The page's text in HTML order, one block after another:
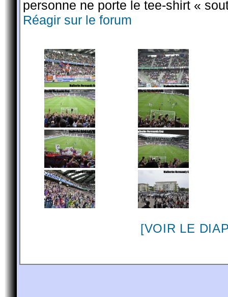
personne ne porte le tee-shirt «
Réagir sur le forum
[VOIR LE